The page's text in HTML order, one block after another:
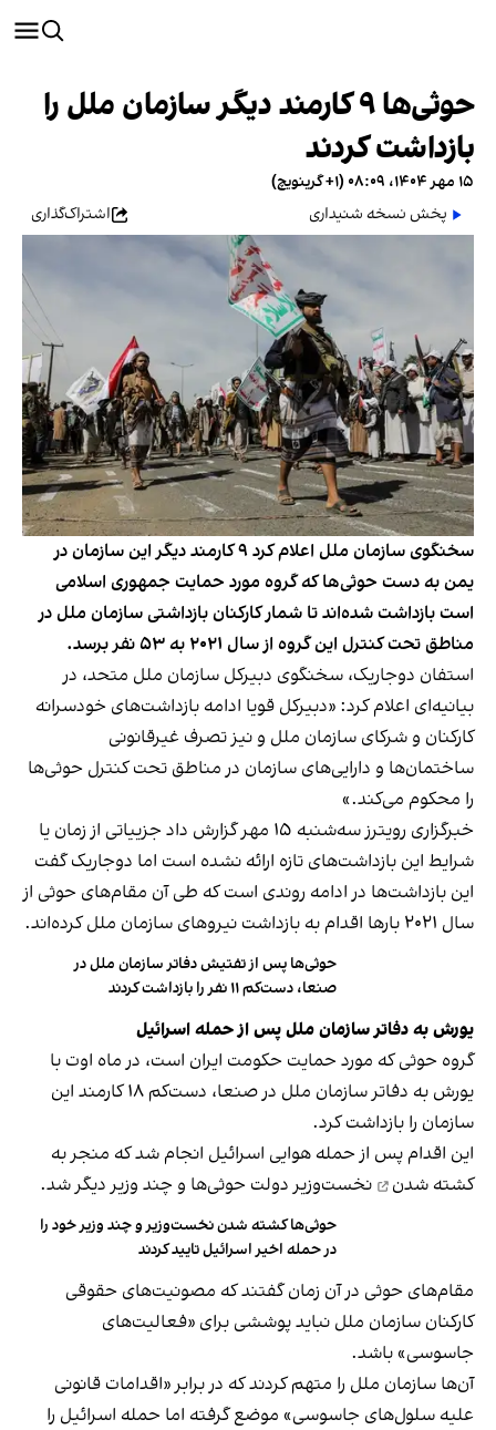
حوثی‌ها ۹ کارمند دیگر سازمان ملل را
بازداشت کردند
۱۵ مهر ۱۴۰۴، ۰۸:۰۹ (‎+۱ گرینویچ)
پخش نسخه شنیداری
اشتراک‌گذاری
سخنگوی سازمان ملل اعلام کرد ۹ کارمند دیگر این سازمان در
یمن به دست حوثی‌ها که گروه مورد حمایت جمهوری اسلامی
است بازداشت شده‌اند تا شمار کارکنان بازداشتی سازمان ملل در
مناطق تحت کنترل این گروه از سال ۲۰۲۱ به ۵۳ نفر برسد.
استفان دوجاریک، سخنگوی دبیرکل سازمان ملل متحد، در
بیانیه‌ای اعلام کرد: «دبیرکل قویا ادامه بازداشت‌های خودسرانه
کارکنان و شرکای سازمان ملل و نیز تصرف غیرقانونی
ساختمان‌ها و دارایی‌های سازمان در مناطق تحت کنترل حوثی‌ها
را محکوم می‌کند.»
خبرگزاری رویترز سه‌شنبه ۱۵ مهر گزارش داد جزییاتی از زمان یا
شرایط این بازداشت‌های تازه ارائه نشده است اما دوجاریک گفت
این بازداشت‌ها در ادامه روندی است که طی آن مقام‌های حوثی از
سال ۲۰۲۱ بارها اقدام به بازداشت نیروهای سازمان ملل کرده‌اند.
حوثی‌ها پس از تفتیش دفاتر سازمان ملل در
صنعا، دست‌کم ۱۱ نفر را بازداشت کردند
یورش به دفاتر سازمان ملل پس از حمله اسرائیل
گروه حوثی که مورد حمایت حکومت ایران است، در ماه اوت با
یورش به دفاتر سازمان ملل در صنعا، دست‌کم ۱۸ کارمند این
سازمان را بازداشت کرد.
این اقدام پس از حمله هوایی اسرائیل انجام شد که منجر به
کشته شدن
نخست‌وزیر دولت حوثی‌ها و چند وزیر دیگر شد.
حوثی‌‌ها کشته شدن نخست‌وزیر و چند وزیر خود را
در حمله اخیر اسرائیل تایید کردند
مقام‌های حوثی در آن زمان گفتند که مصونیت‌های حقوقی
کارکنان سازمان ملل نباید پوششی برای «فعالیت‌های
جاسوسی» باشد.
آن‌ها سازمان ملل را متهم کردند که در برابر «اقدامات قانونی
علیه سلول‌های جاسوسی» موضع گرفته اما حمله اسرائیل را